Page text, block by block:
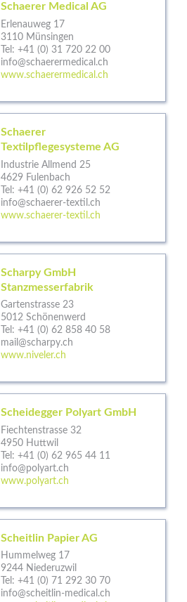
Schaerer Medical AG
Erlenauweg 17
3110 Münsingen
Tel: +41 (0) 31 720 22 00
info@schaerermedical.ch
www.schaerermedical.ch
Schaerer
Textilpflegesysteme AG
Industrie Allmend 25
4629 Fulenbach
Tel: +41 (0) 62 926 52 52
info@schaerer-textil.ch
www.schaerer-textil.ch
Scharpy GmbH
Stanzmesserfabrik
Gartenstrasse 23
5012 Schönenwerd
Tel: +41 (0) 62 858 40 58
mail@scharpy.ch
www.niveler.ch
Scheidegger Polyart GmbH
Fiechtenstrasse 32
4950 Huttwil
Tel: +41 (0) 62 965 44 11
info@polyart.ch
www.polyart.ch
Scheitlin Papier AG
Hummelweg 17
9244 Niederuzwil
Tel: +41 (0) 71 292 30 70
info@scheitlin-medical.ch